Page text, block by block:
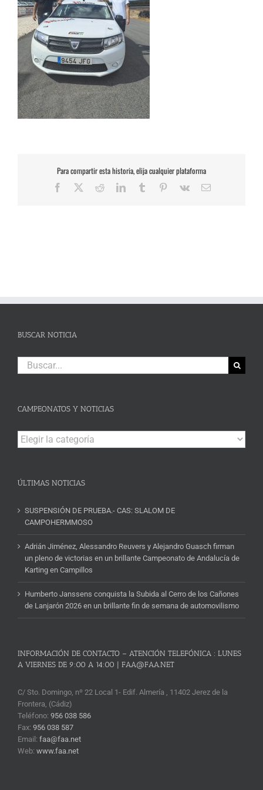
Para compartir esta historia, elija cualquier plataforma
Facebook RedditLinkedInTumblr Pinterest
Vk
Correo
BUSCAR NOTICIA
Buscar:
CAMPEONATOS Y NOTICIAS
Campeonatos
y
ÚLTIMAS NOTICIAS
SUSPENSIÓN DE PRUEBA.- CAS: SLALOM DE
CAMPOHERMMOSO
Adrián Jiménez, Alessandro Reuvers y Alejandro Guasch firman
un pleno de victorias en un brillante Campeonato de Andalucía de
Karting en Campillos
Humberto Janssens conquista la Subida al Cerro de los Cañones
de Lanjarón 2026 en un brillante fin de semana de automovilismo
INFORMACIÓN DE CONTACTO – ATENCIÓN TELEFÓNICA : LUNES
A VIERNES DE 9:00 A 14:00 | FAA@FAA.NET
C/ Sto. Domingo, nº 22 Local 1- Edif. Almería , 11402 Jerez de la
Frontera, (Cádiz)
Teléfono: 956 038 586
Fax: 956 038 587
Email: faa@faa.net
Web: www.faa.net